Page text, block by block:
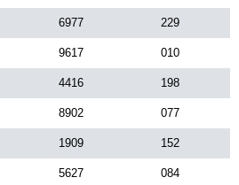
6977 229
9617 010
4416 198
8902 077
1909 152
5627 084